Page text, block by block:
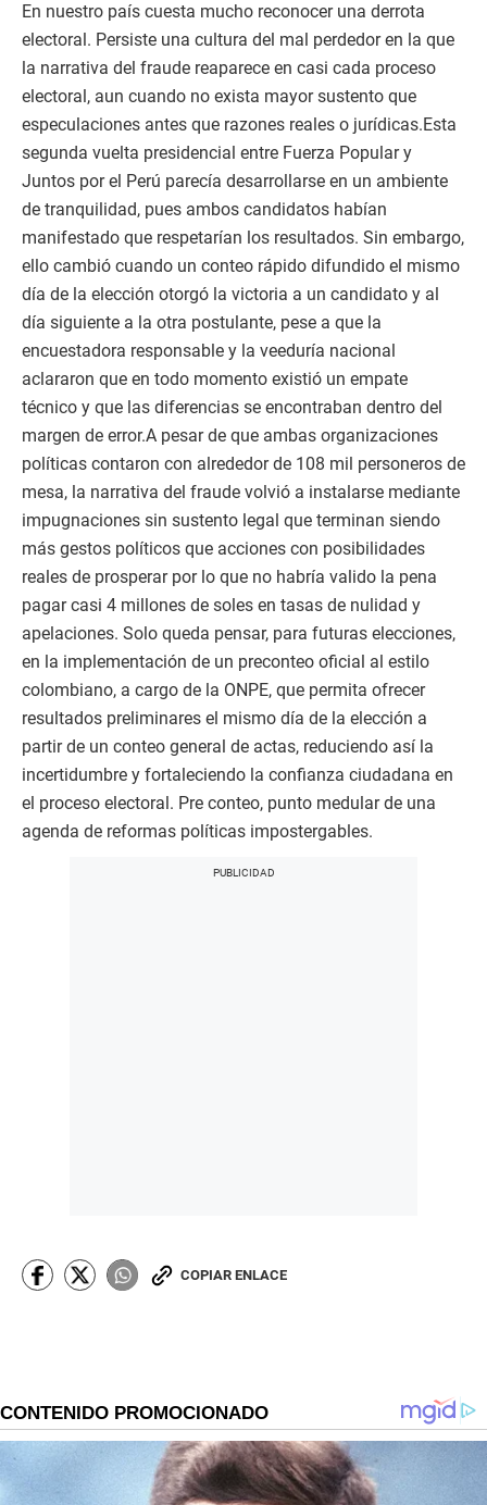
En nuestro país cuesta mucho reconocer una derrota
electoral. Persiste una cultura del mal perdedor en la que
la narrativa del fraude reaparece en casi cada proceso
electoral, aun cuando no exista mayor sustento que
especulaciones antes que razones reales o jurídicas.Esta
segunda vuelta presidencial entre Fuerza Popular y
Juntos por el Perú parecía desarrollarse en un ambiente
de tranquilidad, pues ambos candidatos habían
manifestado que respetarían los resultados. Sin embargo,
ello cambió cuando un conteo rápido difundido el mismo
día de la elección otorgó la victoria a un candidato y al
día siguiente a la otra postulante, pese a que la
encuestadora responsable y la veeduría nacional
aclararon que en todo momento existió un empate
técnico y que las diferencias se encontraban dentro del
margen de error.A pesar de que ambas organizaciones
políticas contaron con alrededor de 108 mil personeros de
mesa, la narrativa del fraude volvió a instalarse mediante
impugnaciones sin sustento legal que terminan siendo
más gestos políticos que acciones con posibilidades
reales de prosperar por lo que no habría valido la pena
pagar casi 4 millones de soles en tasas de nulidad y
apelaciones. Solo queda pensar, para futuras elecciones,
en la implementación de un preconteo oficial al estilo
colombiano, a cargo de la ONPE, que permita ofrecer
resultados preliminares el mismo día de la elección a
partir de un conteo general de actas, reduciendo así la
incertidumbre y fortaleciendo la confianza ciudadana en
el proceso electoral. Pre conteo, punto medular de una
agenda de reformas políticas impostergables.
COPIAR ENLACE